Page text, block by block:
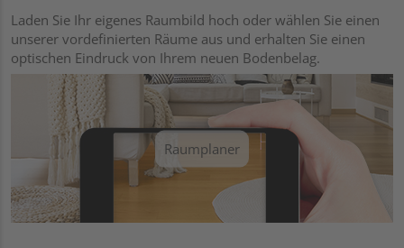
Laden Sie Ihr eigenes Raumbild hoch oder wählen Sie einen
unserer vordefinierten Räume aus und erhalten Sie einen
optischen Eindruck von Ihrem neuen Bodenbelag.
Raumplaner